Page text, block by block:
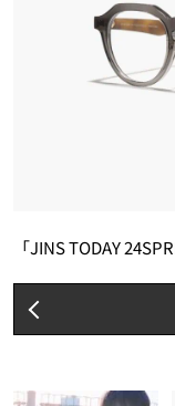
「JINS TODAY